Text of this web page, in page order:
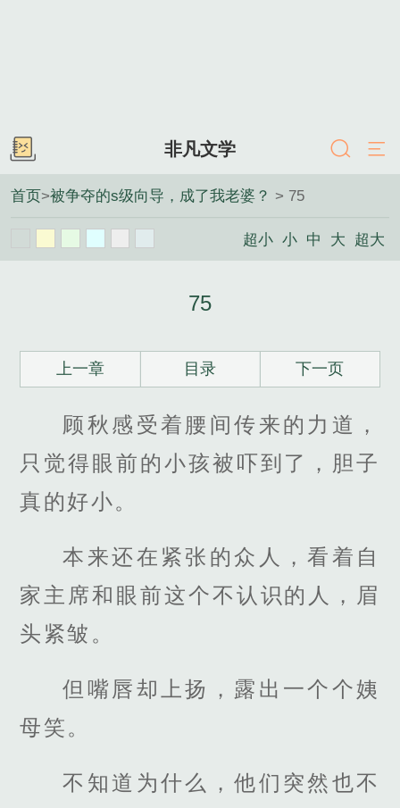
非凡文学
首页>被争夺的s级向导，成了我老婆？ > 75
超小 小 中 大 超大
75
上一章 目录 下一页
顾秋感受着腰间传来的力道，
只觉得眼前的小孩被吓到了，胆子
真的好小。
本来还在紧张的众人，看着自
家主席和眼前这个不认识的人，眉
头紧皱。
但嘴唇却上扬，露出一个个姨
母笑。
不知道为什么，他们突然也不